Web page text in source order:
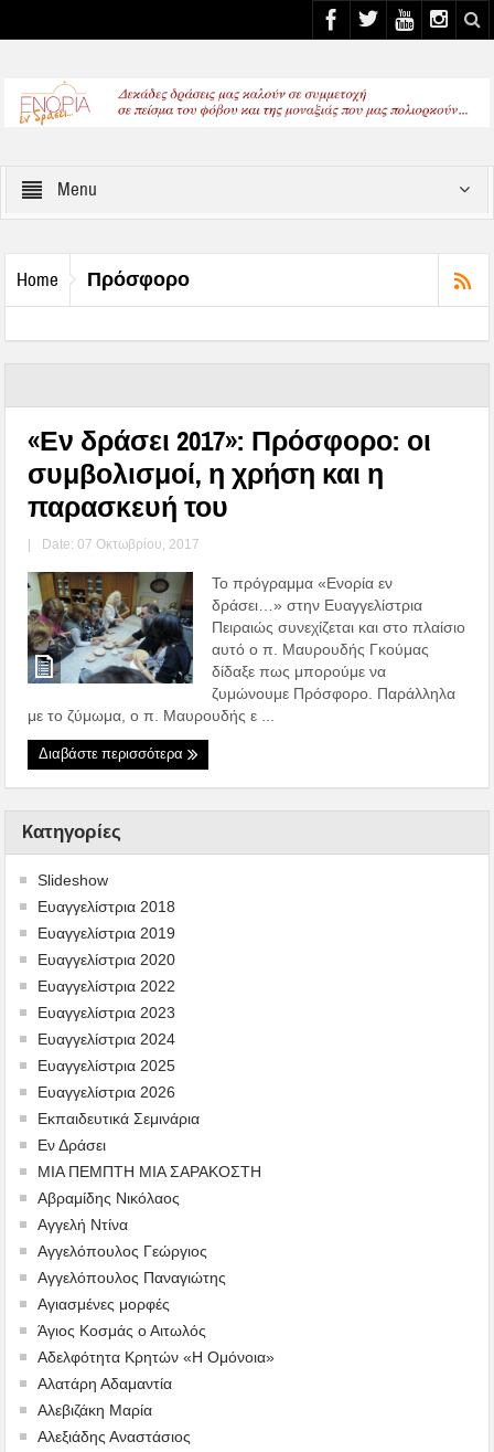
Menu
Home Πρόσφορο
«Εν δράσει 2017»: Πρόσφορο: οι
συμβολισμοί, η χρήση και η
παρασκευή του
| Date: 07 Οκτωβρίου, 2017
Το πρόγραμμα «Ενορία εν
δράσει…» στην Ευαγγελίστρια
Πειραιώς συνεχίζεται και στο πλαίσιο
αυτό ο π. Μαυρουδής Γκούμας
δίδαξε πως μπορούμε να
ζυμώνουμε Πρόσφορο. Παράλληλα
με το ζύμωμα, ο π. Μαυρουδής ε ...
Διαβάστε περισσότερα
Kατηγορίες
Slideshow
Ευαγγελίστρια 2018
Ευαγγελίστρια 2019
Ευαγγελίστρια 2020
Ευαγγελίστρια 2022
Ευαγγελίστρια 2023
Ευαγγελίστρια 2024
Ευαγγελίστρια 2025
Ευαγγελίστρια 2026
Εκπαιδευτικά Σεμινάρια
Εν Δράσει
ΜΙΑ ΠΕΜΠΤΗ ΜΙΑ ΣΑΡΑΚΟΣΤΗ
Αβραμίδης Νικόλαος
Αγγελή Ντίνα
Αγγελόπουλος Γεώργιος
Αγγελόπουλος Παναγιώτης
Αγιασμένες μορφές
Άγιος Κοσμάς ο Αιτωλός
Αδελφότητα Κρητών «Η Ομόνοια»
Αλατάρη Αδαμαντία
Αλεβιζάκη Μαρία
Αλεξιάδης Αναστάσιος